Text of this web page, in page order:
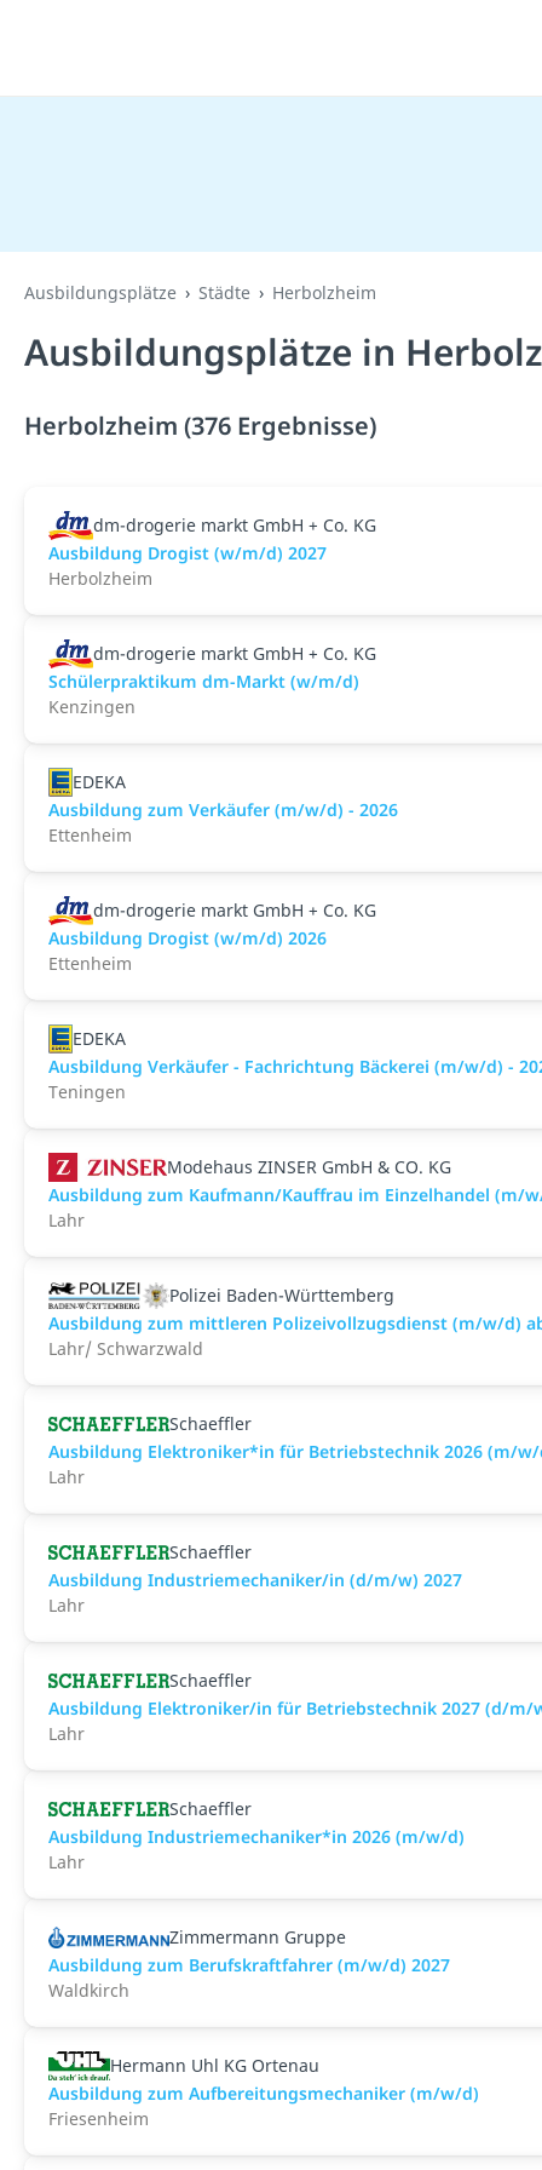
Ausbildungsplätze Städte Herbolzheim
Ausbildungsplätze in
Herbolzheim (376 Ergebnisse)
dm-drogerie markt GmbH + Co. KG
Ausbildung Drogist (w/m/d) 2027
Herbolzheim
dm-drogerie markt GmbH + Co. KG
Schülerpraktikum dm-Markt (w/m/d)
Kenzingen
EDEKA
Ausbildung zum Verkäufer (m/w/d) - 2026
Ettenheim
dm-drogerie markt GmbH + Co. KG
Ausbildung Drogist (w/m/d) 2026
Ettenheim
EDEKA
Ausbildung Verkäufer - Fachrichtung Bäckerei (m/w/d) -
Teningen
Modehaus ZINSER GmbH & CO. KG
Ausbildung zum Kaufmann/Kauffrau im Einzelhandel (m/
Lahr
Polizei Baden-Württemberg
Ausbildung zum mittleren Polizeivollzugsdienst (m/w/d)
Lahr/ Schwarzwald
Schaeffler
Ausbildung Elektroniker*in für Betriebstechnik 2026 (m/
Lahr
Schaeffler
Ausbildung Industriemechaniker/in (d/m/w) 2027
Lahr
Schaeffler
Ausbildung Elektroniker/in für Betriebstechnik 2027 (d/m/
Lahr
Schaeffler
Ausbildung Industriemechaniker*in 2026 (m/w/d)
Lahr
Zimmermann Gruppe
Ausbildung zum Berufskraftfahrer (m/w/d) 2027
Waldkirch
Hermann Uhl KG Ortenau
Ausbildung zum Aufbereitungsmechaniker (m/w/d)
Friesenheim